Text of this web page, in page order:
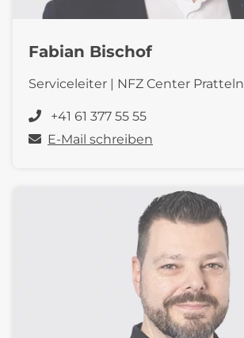
Fabian Bischof
Serviceleiter | NFZ Center Pratteln
+41 61 377 55 55
E-Mail schreiben